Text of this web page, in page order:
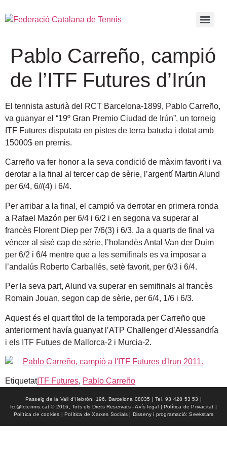
Pablo Carreño, campió
de l’ITF Futures d’Irún
El tennista asturià del RCT Barcelona-1899, Pablo Carreño,
va guanyar el “19º Gran Premio Ciudad de Irún”, un torneig
ITF Futures disputata en pistes de terra batuda i dotat amb
15000$ en premis.
Carreño va fer honor a la seva condició de màxim favorit i va
derotar a la final al tercer cap de sèrie, l’argentí Martin Alund
per 6/4, 6//(4) i 6/4.
Per arribar a la final, el campió va derrotar en primera ronda
a Rafael Mazón per 6/4 i 6/2 i en segona va superar al
francès Florent Diep per 7/6(3) i 6/3. Ja a quarts de final va
vèncer al sisè cap de sèrie, l’holandès Antal Van der Duim
per 6/2 i 6/4 mentre que a les semifinals es va imposar a
l’andalús Roberto Carballés, setè favorit, per 6/3 i 6/4.
Per la seva part, Alund va superar en semifinals al francès
Romain Jouan, segon cap de sèrie, per 6/4, 1/6 i 6/3.
Aquest és el quart títol de la temporada per Carreño que
anteriorment havía guanyat l’ATP Challenger d’Alessandría
i els ITF Futues de Mallorca-2 i Murcia-2.
EtiquetatITF Futures, Pablo Carreño
Passeig de la Vall d'Hebrón, 196. Barcelona 08035 | Tel. 93 428 53 53 |
fct@fctennis.cat © 2016, Tots els Drets Reservats - Avís legal | Política de Privacitat |
Política de cookies | Política de Xarxes Socials | Disseny i programació: Seekstars